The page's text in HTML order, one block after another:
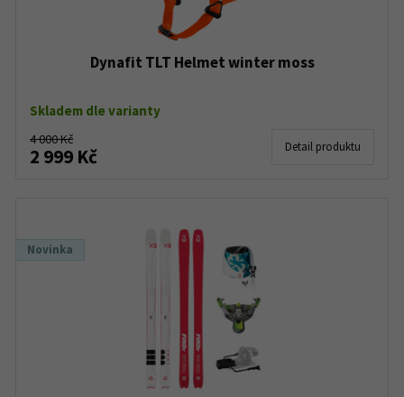
Dynafit TLT Helmet winter moss
Skladem dle varianty
4 000 Kč
2 999 Kč Detail produktu
Novinka